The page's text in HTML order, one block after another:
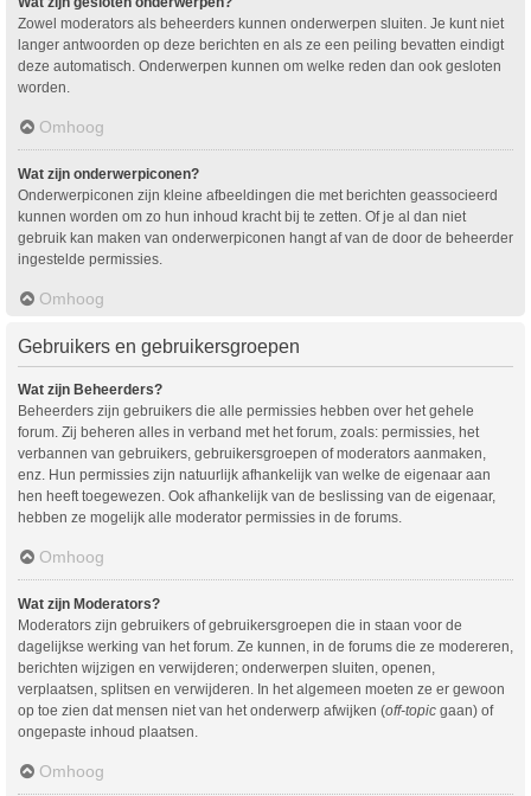
Zowel moderators als beheerders kunnen onderwerpen sluiten. Je kunt niet
langer antwoorden op deze berichten en als ze een peiling bevatten eindigt
deze automatisch. Onderwerpen kunnen om welke reden dan ook gesloten
worden.
Omhoog
Wat zijn onderwerpiconen?
Onderwerpiconen zijn kleine afbeeldingen die met berichten geassocieerd
kunnen worden om zo hun inhoud kracht bij te zetten. Of je al dan niet
gebruik kan maken van onderwerpiconen hangt af van de door de beheerder
ingestelde permissies.
Omhoog
Gebruikers en gebruikersgroepen
Wat zijn Beheerders?
Beheerders zijn gebruikers die alle permissies hebben over het gehele
forum. Zij beheren alles in verband met het forum, zoals: permissies, het
verbannen van gebruikers, gebruikersgroepen of moderators aanmaken,
enz. Hun permissies zijn natuurlijk afhankelijk van welke de eigenaar aan
hen heeft toegewezen. Ook afhankelijk van de beslissing van de eigenaar,
hebben ze mogelijk alle moderator permissies in de forums.
Omhoog
Wat zijn Moderators?
Moderators zijn gebruikers of gebruikersgroepen die in staan voor de
dagelijkse werking van het forum. Ze kunnen, in de forums die ze modereren,
berichten wijzigen en verwijderen; onderwerpen sluiten, openen,
verplaatsen, splitsen en verwijderen. In het algemeen moeten ze er gewoon
op toe zien dat mensen niet van het onderwerp afwijken (off-topic gaan) of
ongepaste inhoud plaatsen.
Omhoog